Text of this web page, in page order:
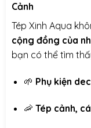
Cảnh
Tép Xinh Aqua
cộng đồng của
bạn có thể tìm
🌱 Phụ kiện
🦐 Tép cảnh,